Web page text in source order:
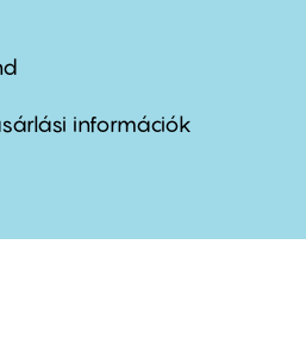
információk